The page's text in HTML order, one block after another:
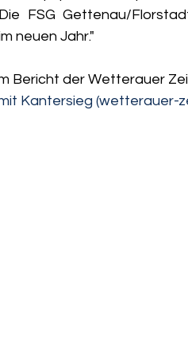
FSG Gettenau/
neuen Jahr."
Bericht der Wetterauer
Kantersieg (wetterauer-